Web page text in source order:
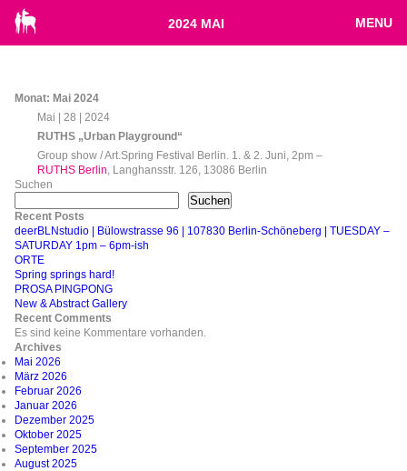
2024 MAI MENU
Monat: Mai 2024
Mai | 28 | 2024
RUTHS „Urban Playground“
Group show / Art.Spring Festival Berlin. 1. & 2. Juni, 2pm –
RUTHS Berlin, Langhansstr. 126, 13086 Berlin
Suchen
Suchen
Recent Posts
deerBLNstudio | Bülowstrasse 96 | 107830 Berlin-Schöneberg | TUESDAY –
SATURDAY 1pm – 6pm-ish
ORTE
Spring springs hard!
PROSA PINGPONG
New & Abstract Gallery
Recent Comments
Es sind keine Kommentare vorhanden.
Archives
Mai 2026
März 2026
Februar 2026
Januar 2026
Dezember 2025
Oktober 2025
September 2025
August 2025